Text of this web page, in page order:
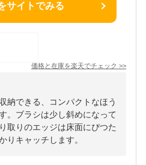
サイトでみる
価格と在庫を楽天でチェック >>
納できる、コンパクトなほう
。ブラシは少し斜めになって
取りのエッジは床面にぴつた
りキャッチします。